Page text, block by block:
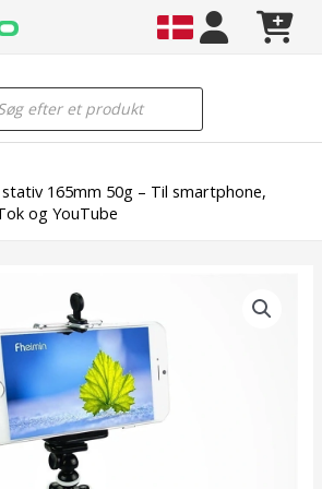
165mm 50g – Til smartphone,
og YouTube